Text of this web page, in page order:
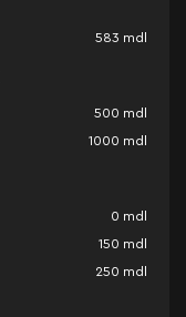
583 mdl
500 mdl
1000 mdl
0 mdl
150 mdl
250 mdl